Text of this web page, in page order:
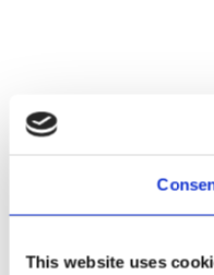
This website uses